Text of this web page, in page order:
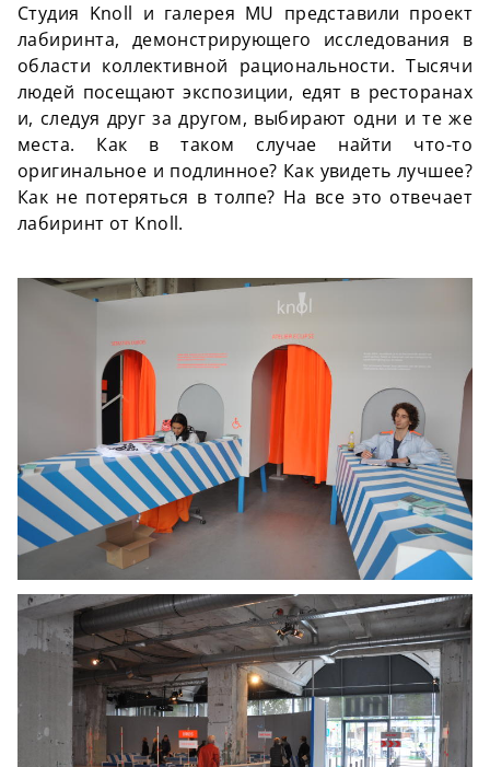
Студия Knoll и галерея MU представили проект
лабиринта, демонстрирующего исследования в
области коллективной рациональности. Тысячи
людей посещают экспозиции, едят в ресторанах
и, следуя друг за другом, выбирают одни и те же
места. Как в таком случае найти что-то
оригинальное и подлинное? Как увидеть лучшее?
Как не потеряться в толпе? На все это отвечает
лабиринт от Knoll.